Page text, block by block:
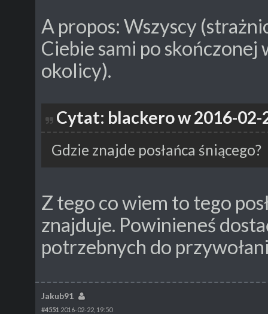
A propos: Wszyscy
Ciebie sami po
okolicy).
Cytat: blackero w 2016-02-
Gdzie znajde posłańca śniącego?
Z tego co wiem to tego
znajduje. Powinieneś
potrzebnych do
Jakub91
#4551 2016-02-22, 19:50